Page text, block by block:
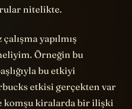
nitelikte.
yapılmış
Örneğin bu
bu etkiyi
etkisi gerçekten var
komşu kiralarda bir ilişki